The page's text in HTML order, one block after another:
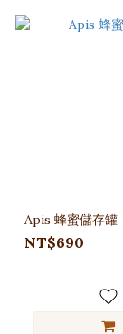
Apis 蜂蜜儲存罐
NT$690